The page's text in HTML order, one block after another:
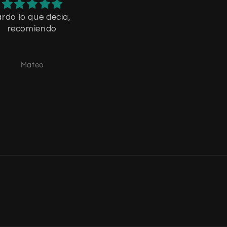
lo que decia,
recomiendo
Mateo